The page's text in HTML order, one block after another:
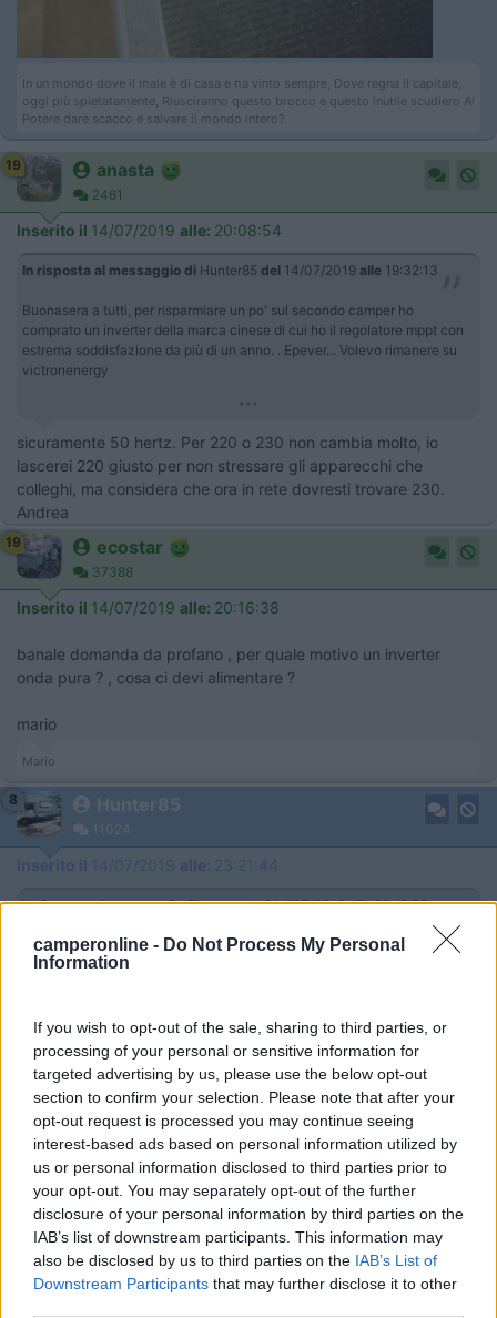
camperonline - Do Not Process My Personal
Information
If you wish to opt-out of the sale, sharing to third parties, or
processing of your personal or sensitive information for
targeted advertising by us, please use the below opt-out
section to confirm your selection. Please note that after your
opt-out request is processed you may continue seeing
interest-based ads based on personal information utilized by
us or personal information disclosed to third parties prior to
your opt-out. You may separately opt-out of the further
disclosure of your personal information by third parties on the
IAB’s list of downstream participants. This information may
also be disclosed by us to third parties on the IAB’s List of
Downstream Participants that may further disclose it to other
In un mondo dove il male è di casa e ha vinto sempre, Dove regna il capitale,
oggi più spietatamente, Riusciranno questo brocco e questo inutile scudiero Al
Potere dare scacco e salvare il mondo intero?
19 anasta
2461
Inserito il 14/07/2019 alle: 20:08:54
In risposta al messaggio di Hunter85 del 14/07/2019 alle 19:32:13
Buonasera a tutti, per risparmiare un po' sul secondo camper ho
comprato un inverter della marca cinese di cui ho il regolatore mppt con
estrema soddisfazione da più di un anno. . Epever... Volevo rimanere su
victronenergy
...
sicuramente 50 hertz. Per 220 o 230 non cambia molto, io
lascerei 220 giusto per non stressare gli apparecchi che
colleghi, ma considera che ora in rete dovresti trovare 230.
Andrea
19 ecostar
37388
Inserito il 14/07/2019 alle: 20:16:38
banale domanda da profano , per quale motivo un inverter
onda pura ? , cosa ci devi alimentare ?
mario
Mario
8 Hunter85
11024
Inserito il 14/07/2019 alle: 23:21:44
In risposta al messaggio diecostardel14/07/2019alle20:16:38
banale domanda da profano , per quale motivo un inverter onda pura ? ,
cosa ci devi alimentare ? mario
computer, piccoli avvitatore.. ma visto che onda pura va bene
per tutto e onda modificata mi pare che no, prendo onda pura...
Costa di più, ma visto che il mio vattaggio ideale è 300/400
watt, il costo è abbordabile. .
In un mondo dove il male è di casa e ha vinto sempre, Dove regna il capitale,
oggi più spietatamente, Riusciranno questo brocco e questo inutile scudiero Al
Potere dare scacco e salvare il mondo intero?
Hunter85
11024
Inserito il14/07/2019 alle:23:22:52